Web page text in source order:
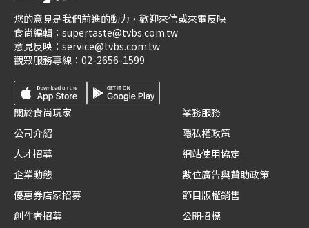
您的意見是我們前進的動力，歡迎來信或來電反映
食尚編輯： supertaste@tvbs.com.tw
意見反映： service@tvbs.com.tw
觀眾服務專線： 02-2656-1599
關於食尚玩家
公司介紹
人才招募
企業動態
優惠券店家招募
創作者招募
業務服務
隱私權政策
網站使用協定
數位廣告與贊助政策
節目版權銷售
公開招標